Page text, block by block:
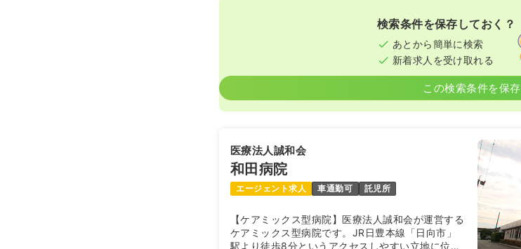
月給21万円以上可
検索条件を保存しておく？
あとから簡単に検索
新着求人を受け取れる
この検索条件を保存
医療法人誠和会
和田病院
エージェント求人 車通勤可 託児所
【ケアミックス型病院】医療法人誠和会が運営する
ケアミックス型病院です。JR日豊本線「日向市」
駅より徒歩8分というアクセスしやすい立地に位置